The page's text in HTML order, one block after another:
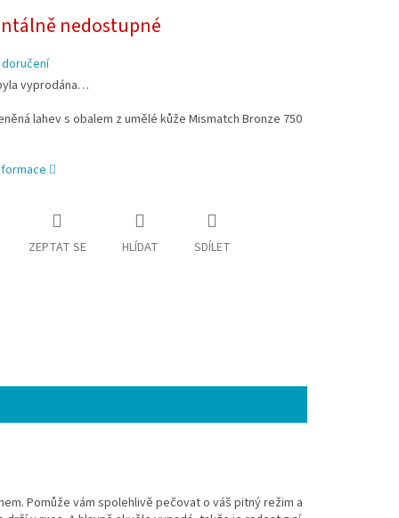
nedostupné
vyprodána…
lahev s obalem z umělé kůže Mismatch Bronze 750
ZEPTAT SE HLÍDAT SDÍLET
Pomůže vám spolehlivě pečovat o váš pitný režim a